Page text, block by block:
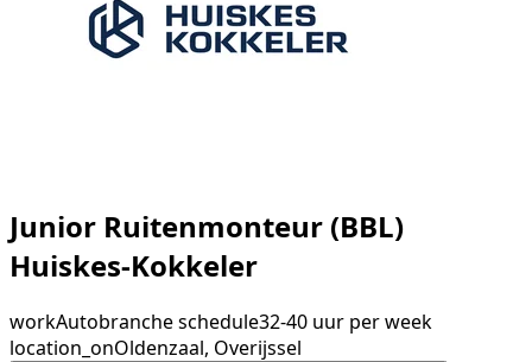
Junior Ruitenmonteur (BBL)
Huiskes-Kokkeler
workAutobrancheschedule32-40 uur per week
location_onOldenzaal, Overijssel